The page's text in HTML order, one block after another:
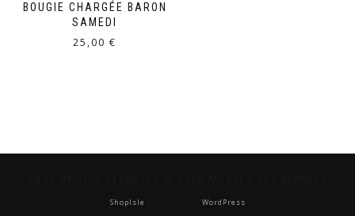
BOUGIE CHARGÉE BARON
SAMEDI
25,00 €
ShopIsle WordPress